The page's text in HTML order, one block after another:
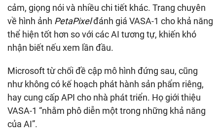
cảm, giọng nói và nhiều chi tiết khác. Trang chuyên
về hình ảnh PetaPixelđánh giá VASA-1 cho khả năng
thể hiện tốt hơn so với các AI tương tự, khiến khó
nhận biết nếu xem lần đầu.
Microsoft từ chối đề cập mô hình đứng sau, cũng
như không có kế hoạch phát hành sản phẩm riêng,
hay cung cấp API cho nhà phát triển. Họ giới thiệu
VASA-1 “nhằm phô diễn một trong những khả năng
của AI”.